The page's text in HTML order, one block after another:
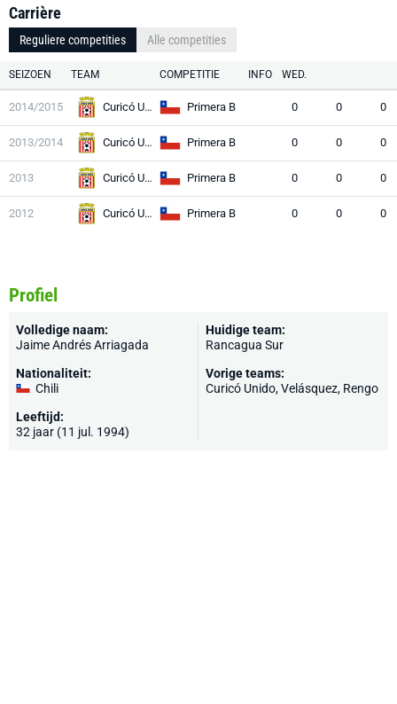
Carrière
Reguliere competities Alle competities
SEIZOEN TEAM COMPETITIE INFO WED.
2014/2015 Curicó Unido Primera B 0 0 0
2013/2014 Curicó Unido Primera B 0 0 0
2013 Curicó Unido Primera B 0 0 0
2012 Curicó Unido Primera B 0 0 0
Profiel
Volledige naam:
Jaime Andrés Arriagada
Nationaliteit:
Chili
Leeftijd:
32 jaar (11 jul. 1994)
Huidige team:
Rancagua Sur
Vorige teams:
Curicó Unido, Velásquez, Rengo